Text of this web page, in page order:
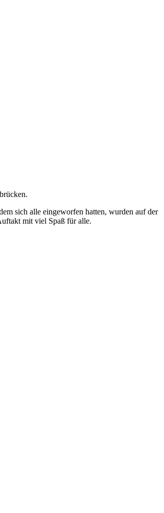
sich alle eingeworfen hatten, wurden auf der
mit viel Spaß für alle.